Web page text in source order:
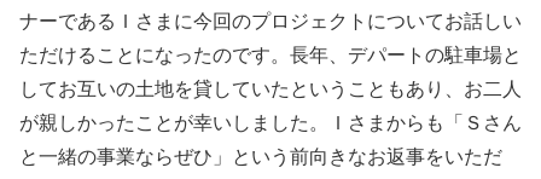
ナーであるＩさまに今回のプロジェクトについてお話しい
ただけることになったのです。長年、デパートの駐車場と
してお互いの土地を貸していたということもあり、お二人
が親しかったことが幸いしました。Ｉさまからも「Ｓさん
と一緒の事業ならぜひ」という前向きなお返事をいただ